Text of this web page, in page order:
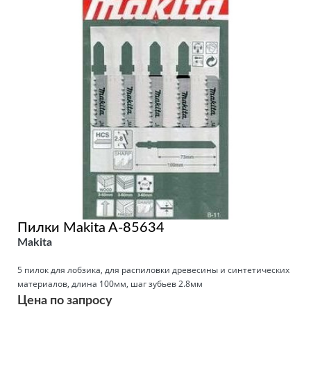
Пилки Makita A-85634
Makita
5 пилок для лобзика, для распиловки древесины и синтетических
материалов, длина 100мм, шаг зубьев 2.8мм
Цена по запросу